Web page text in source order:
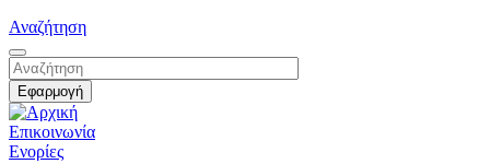
Αναζήτηση
Επικοινωνία
Ενορίες